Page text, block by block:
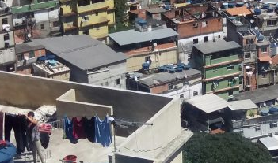
Foto-ensayos Habitar la memoria
Breve trilogía de un
tiempo
7 junio 2023 Sandra Rivera 0